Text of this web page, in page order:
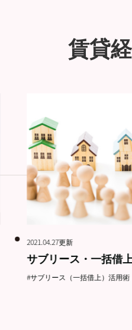
賃貸
2021.04.27更新
サブリース・一括借
#サブリース（一括借上）活用術